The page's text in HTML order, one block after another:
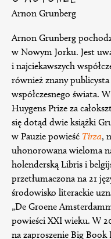
Arnon Grunberg
Arnon Grunberg
w Nowym Jorku. Jest
i najciekawszych
również znany
współczesnego świata.
Huygens Prize za
się dotąd dwie książki
w Pauzie powieść Tirza,
uhonorowana wieloma
holenderską Libris i
przetłumaczona na 21
środowisko literackie
„De Groene
powieści XXI wieku. W
na zaproszenie Big Book